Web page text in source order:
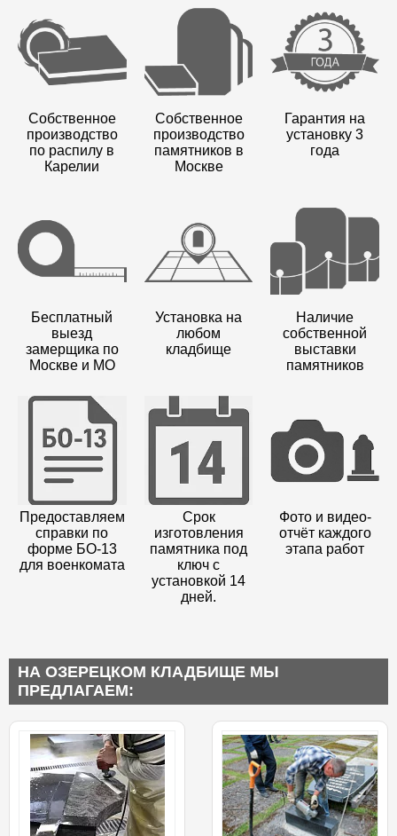
Собственное
производство
по распилу в
Карелии
Собственное
производство
памятников в
Москве
Гарантия на
установку 3
года
Бесплатный
выезд
замерщика по
Москве и МО
Установка на
любом
кладбище
Наличие
собственной
выставки
памятников
Предоставляем
справки по
форме БО-13
для военкомата
Срок
изготовления
памятника под
ключ с
установкой 14
дней.
Фото и видео-
отчёт каждого
этапа работ
НА ОЗЕРЕЦКОМ КЛАДБИЩЕ МЫ
ПРЕДЛАГАЕМ: